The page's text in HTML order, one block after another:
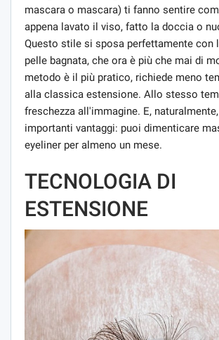
mascara o mascara) ti fanno sentire
appena lavato il viso, fatto la doccia o
Questo stile si sposa perfettamente con
pelle bagnata, che ora è più che mai di
metodo è il più pratico, richiede meno
alla classica estensione. Allo stesso
freschezza all'immagine. E,
importanti vantaggi: puoi dimenticare
eyeliner per almeno un mese.
TECNOLOGIA DI
ESTENSIONE